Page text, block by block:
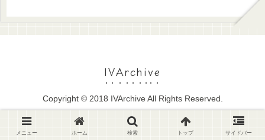
IVArchive
Copyright © 2018 IVArchive All Rights Reserved.
メニュー ホーム 検索 トップ サイドバー